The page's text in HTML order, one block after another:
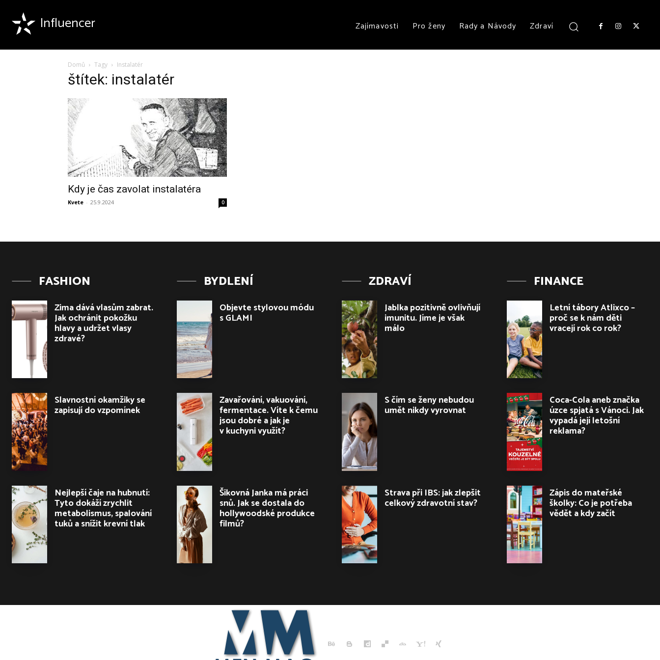
Influencer Zajímavosti Pro ženy Rady a Návody Zdraví
Domů Tagy Instalatér
štítek: instalatér
Kdy je čas zavolat instalatéra
Kvete - 25.9.2024 0
FASHION
Zima dává vlasům zabrat.
Jak ochránit pokožku
hlavy a udržet vlasy
zdravé?
Slavnostní okamžiky se
zapisují do vzpomínek
Nejlepší čaje na hubnutí:
Tyto dokáží zrychlit
metabolismus, spalování
tuků a snížit krevní tlak
BYDLENÍ
Objevte stylovou módu
s GLAMI
Zavařování, vakuování,
fermentace. Víte k čemu
jsou dobré a jak je
v kuchyni využít?
Šikovná Janka má práci
snů. Jak se dostala do
hollywoodské produkce
filmů?
ZDRAVÍ
Jablka pozitivně ovlivňují
imunitu. Jíme je však
málo
S čím se ženy nebudou
umět nikdy vyrovnat
Strava při IBS: jak zlepšit
celkový zdravotní stav?
FINANCE
Letní tábory Atlixco –
proč se k nám děti
vracejí rok co rok?
Coca-Cola aneb značka
úzce spjatá s Vánoci. Jak
vypadá její letošní
reklama?
Zápis do mateřské
školky: Co je potřeba
vědět a kdy začít